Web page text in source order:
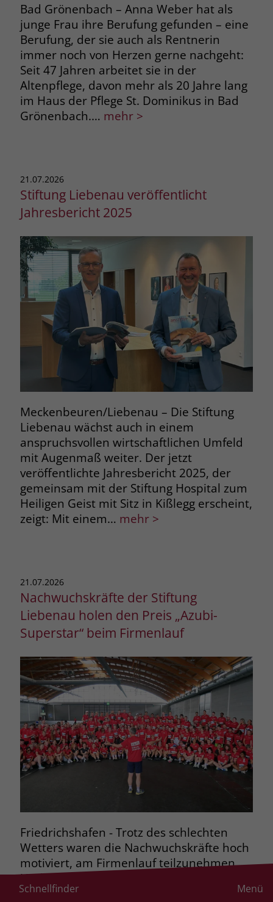
Bad Grönenbach – Anna Weber hat als
junge Frau ihre Berufung gefunden – eine
Berufung, der sie auch als Rentnerin
immer noch von Herzen gerne nachgeht:
Seit 47 Jahren arbeitet sie in der
Altenpflege, davon mehr als 20 Jahre lang
im Haus der Pflege St. Dominikus in Bad
Grönenbach.… mehr >
21.07.2026
Stiftung Liebenau veröffentlicht
Jahresbericht 2025
Meckenbeuren/Liebenau – Die Stiftung
Liebenau wächst auch in einem
anspruchsvollen wirtschaftlichen Umfeld
mit Augenmaß weiter. Der jetzt
veröffentlichte Jahresbericht 2025, der
gemeinsam mit der Stiftung Hospital zum
Heiligen Geist mit Sitz in Kißlegg erscheint,
zeigt: Mit einem… mehr >
21.07.2026
Nachwuchskräfte der Stiftung
Liebenau holen den Preis „Azubi-
Superstar“ beim Firmenlauf
Friedrichshafen - Trotz des schlechten
Wetters waren die Nachwuchskräfte hoch
motiviert, am Firmenlauf teilzunehmen.
Und es hat sich gelohnt: Die Stiftung
Liebenau erreichte in der Kategorie
Schnellfinder Menü